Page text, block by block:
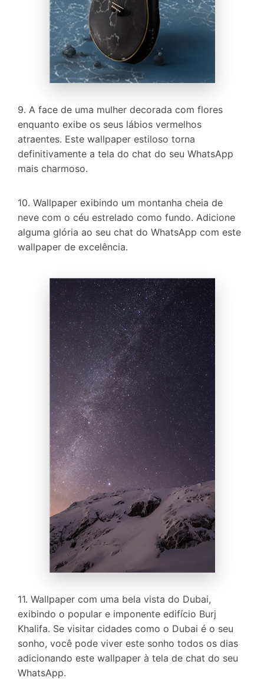
50M+ usuários, 17+ anos
Desbloqueie e repare seu celular
Recupere, proteja e transfira dados faclimente
Tecnologia de IA, sem complicação
Abrir APP Teste Online
9. A face de uma mulher decorada com flores
enquanto exibe os seus lábios vermelhos
atraentes. Este wallpaper estiloso torna
definitivamente a tela do chat do seu WhatsApp
mais charmoso.
10. Wallpaper exibindo um montanha cheia de
neve com o céu estrelado como fundo. Adicione
alguma glória ao seu chat do WhatsApp com este
wallpaper de excelência.
11. Wallpaper com uma bela vista do Dubai,
exibindo o popular e imponente edifício Burj
Khalifa. Se visitar cidades como o Dubai é o seu
sonho, você pode viver este sonho todos os dias
adicionando este wallpaper à tela de chat do seu
WhatsApp.